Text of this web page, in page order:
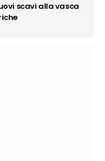
scavi alla vasca